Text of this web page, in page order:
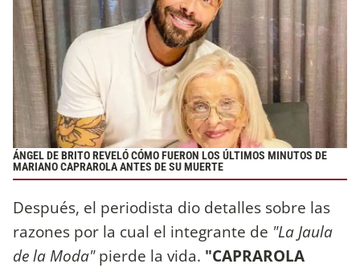
ÁNGEL DE BRITO REVELÓ CÓMO FUERON LOS ÚLTIMOS MINUTOS DE
MARIANO CAPRAROLA ANTES DE SU MUERTE
Después, el periodista dio detalles sobre las
razones por la cual el integrante de "La Jaula
de la Moda"pierde la vida. "CAPRAROLA